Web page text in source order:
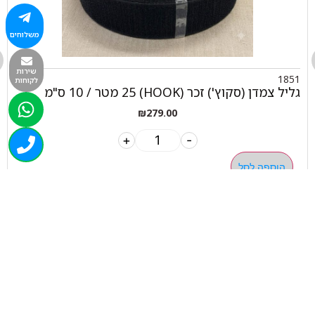
1851
גליל צמדן (סקוץ') זכר (HOOK) 25 מטר / 10 ס"מ
₪279.00
-
+
הוספה לסל
משלוחים
שירות
לקוחות